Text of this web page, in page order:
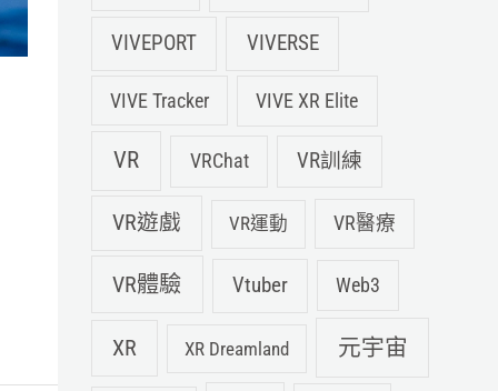
VIVEPORT VIVERSE
VIVE Tracker VIVE XR Elite
VR VRChat VR訓練
VR遊戲 VR運動 VR醫療
VR體驗 Vtuber Web3
XR XR Dreamland 元宇宙